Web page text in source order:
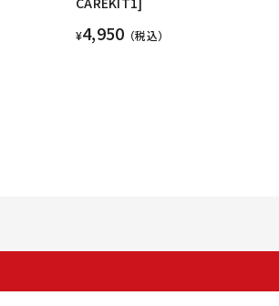
¥4,950 （税込）